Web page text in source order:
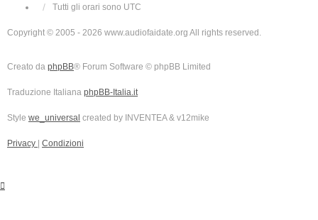
Tutti gli orari sono UTC
Copyright © 2005 - 2026 www.audiofaidate.org All rights reserved.
Creato da phpBB® Forum Software © phpBB Limited
Traduzione Italiana phpBB-Italia.it
Style we_universal created by INVENTEA & v12mike
Privacy | Condizioni